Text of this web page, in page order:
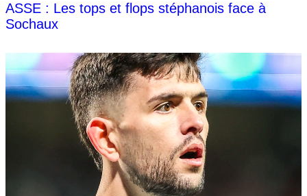
ASSE : Les tops et flops stéphanois face à
Sochaux